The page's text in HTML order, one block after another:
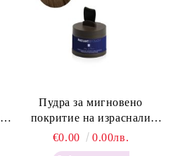
Пудра за мигновено
покритие на израснали
корени Светло Кафяво -
Labor Pro Instant Retouch
€0.00 0.00лв.